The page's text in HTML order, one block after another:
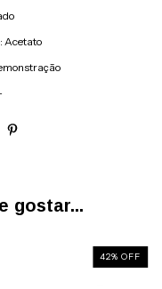
: Acetato
gostar...
42%OFF